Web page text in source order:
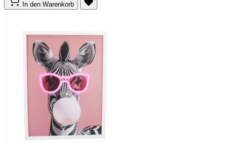
In den Warenkorb